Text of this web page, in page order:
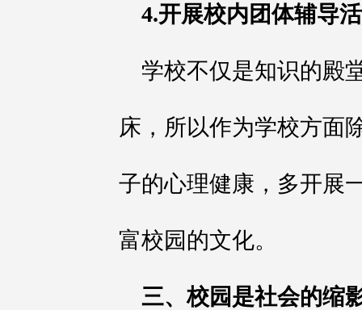
4.开展校内团体辅导
学校不仅是知识的殿
床，所以作为学校方面
子的心理健康，多开展
富校园的文化。
三、校园是社会的缩